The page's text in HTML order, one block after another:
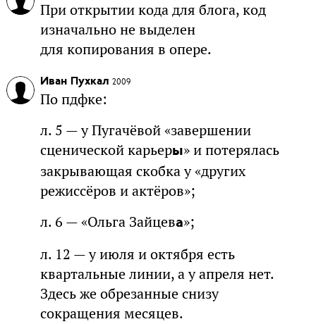
При открытии кода для блога, код
изначально не выделен
для копирования в опере.
Иван Пухкал 2009
По пдфке:
л. 5 — у Пугачёвой «завершении
сценической карьеры» и потерялась
закрывающая скобка у «других
режиссёров и актёров»;
л. 6 — «Ольга Зайцева»;
л. 12 — у июля и октября есть
квартальные линии, а у апреля нет.
Здесь же обрезанные снизу
сокращения месяцев.